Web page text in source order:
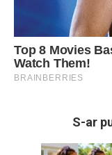
S-ar